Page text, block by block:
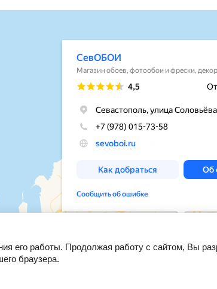
его работы. Продолжая работу с сайтом, Вы
браузера.